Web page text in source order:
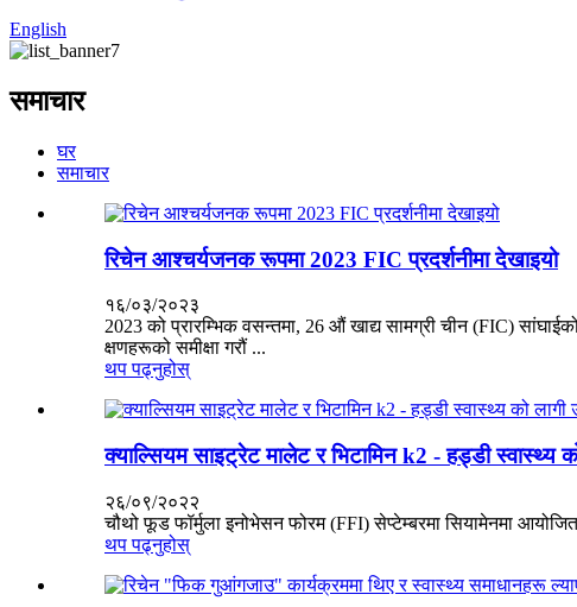
English
समाचार
घर
समाचार
रिचेन आश्चर्यजनक रूपमा 2023 FIC प्रदर्शनीमा देखाइयो
१६/०३/२०२३
2023 को प्रारम्भिक वसन्तमा, 26 औं खाद्य सामग्री चीन (FIC)
क्षणहरूको समीक्षा गरौं ...
थप पढ्नुहोस्
क्याल्सियम साइट्रेट मालेट र भिटामिन k2 - हड्डी स्वास्थ्य
२६/०९/२०२२
चौथो फूड फॉर्मुला इनोभेसन फोरम (FFI) सेप्टेम्बरमा सियामेनमा
थप पढ्नुहोस्